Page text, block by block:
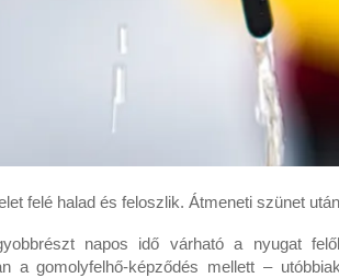
felé halad és feloszlik. Átmeneti szünet
napos idő várható a nyugat
a gomolyfelhő-képződés mellett –